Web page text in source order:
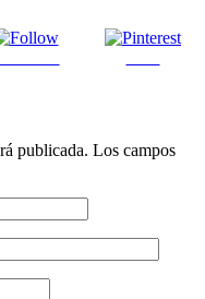
publicada. Los campos